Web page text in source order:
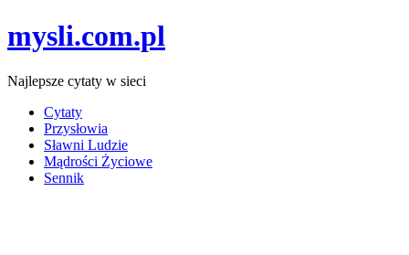
mysli.com.pl
Najlepsze cytaty w sieci
Cytaty
Przysłowia
Sławni Ludzie
Mądrości Życiowe
Sennik